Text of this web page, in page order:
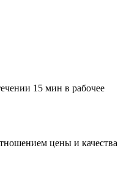
15 мин в рабочее
цены и качества